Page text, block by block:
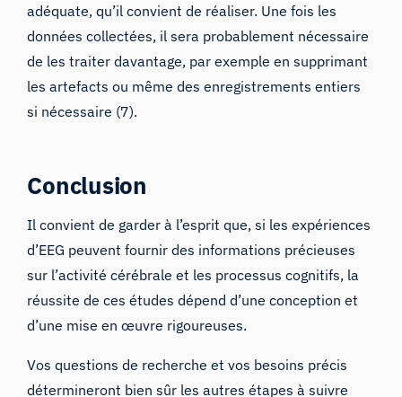
adéquate, qu’il convient de réaliser. Une fois les
données collectées, il sera probablement nécessaire
de les traiter davantage, par exemple en supprimant
les artefacts ou même des enregistrements entiers
si nécessaire (7).
Conclusion
Il convient de garder à l’esprit que, si les expériences
d’EEG peuvent fournir des informations précieuses
sur l’activité cérébrale et les processus cognitifs, la
réussite de ces études dépend d’une conception et
d’une mise en œuvre rigoureuses.
Vos questions de recherche et vos besoins précis
détermineront bien sûr les autres étapes à suivre